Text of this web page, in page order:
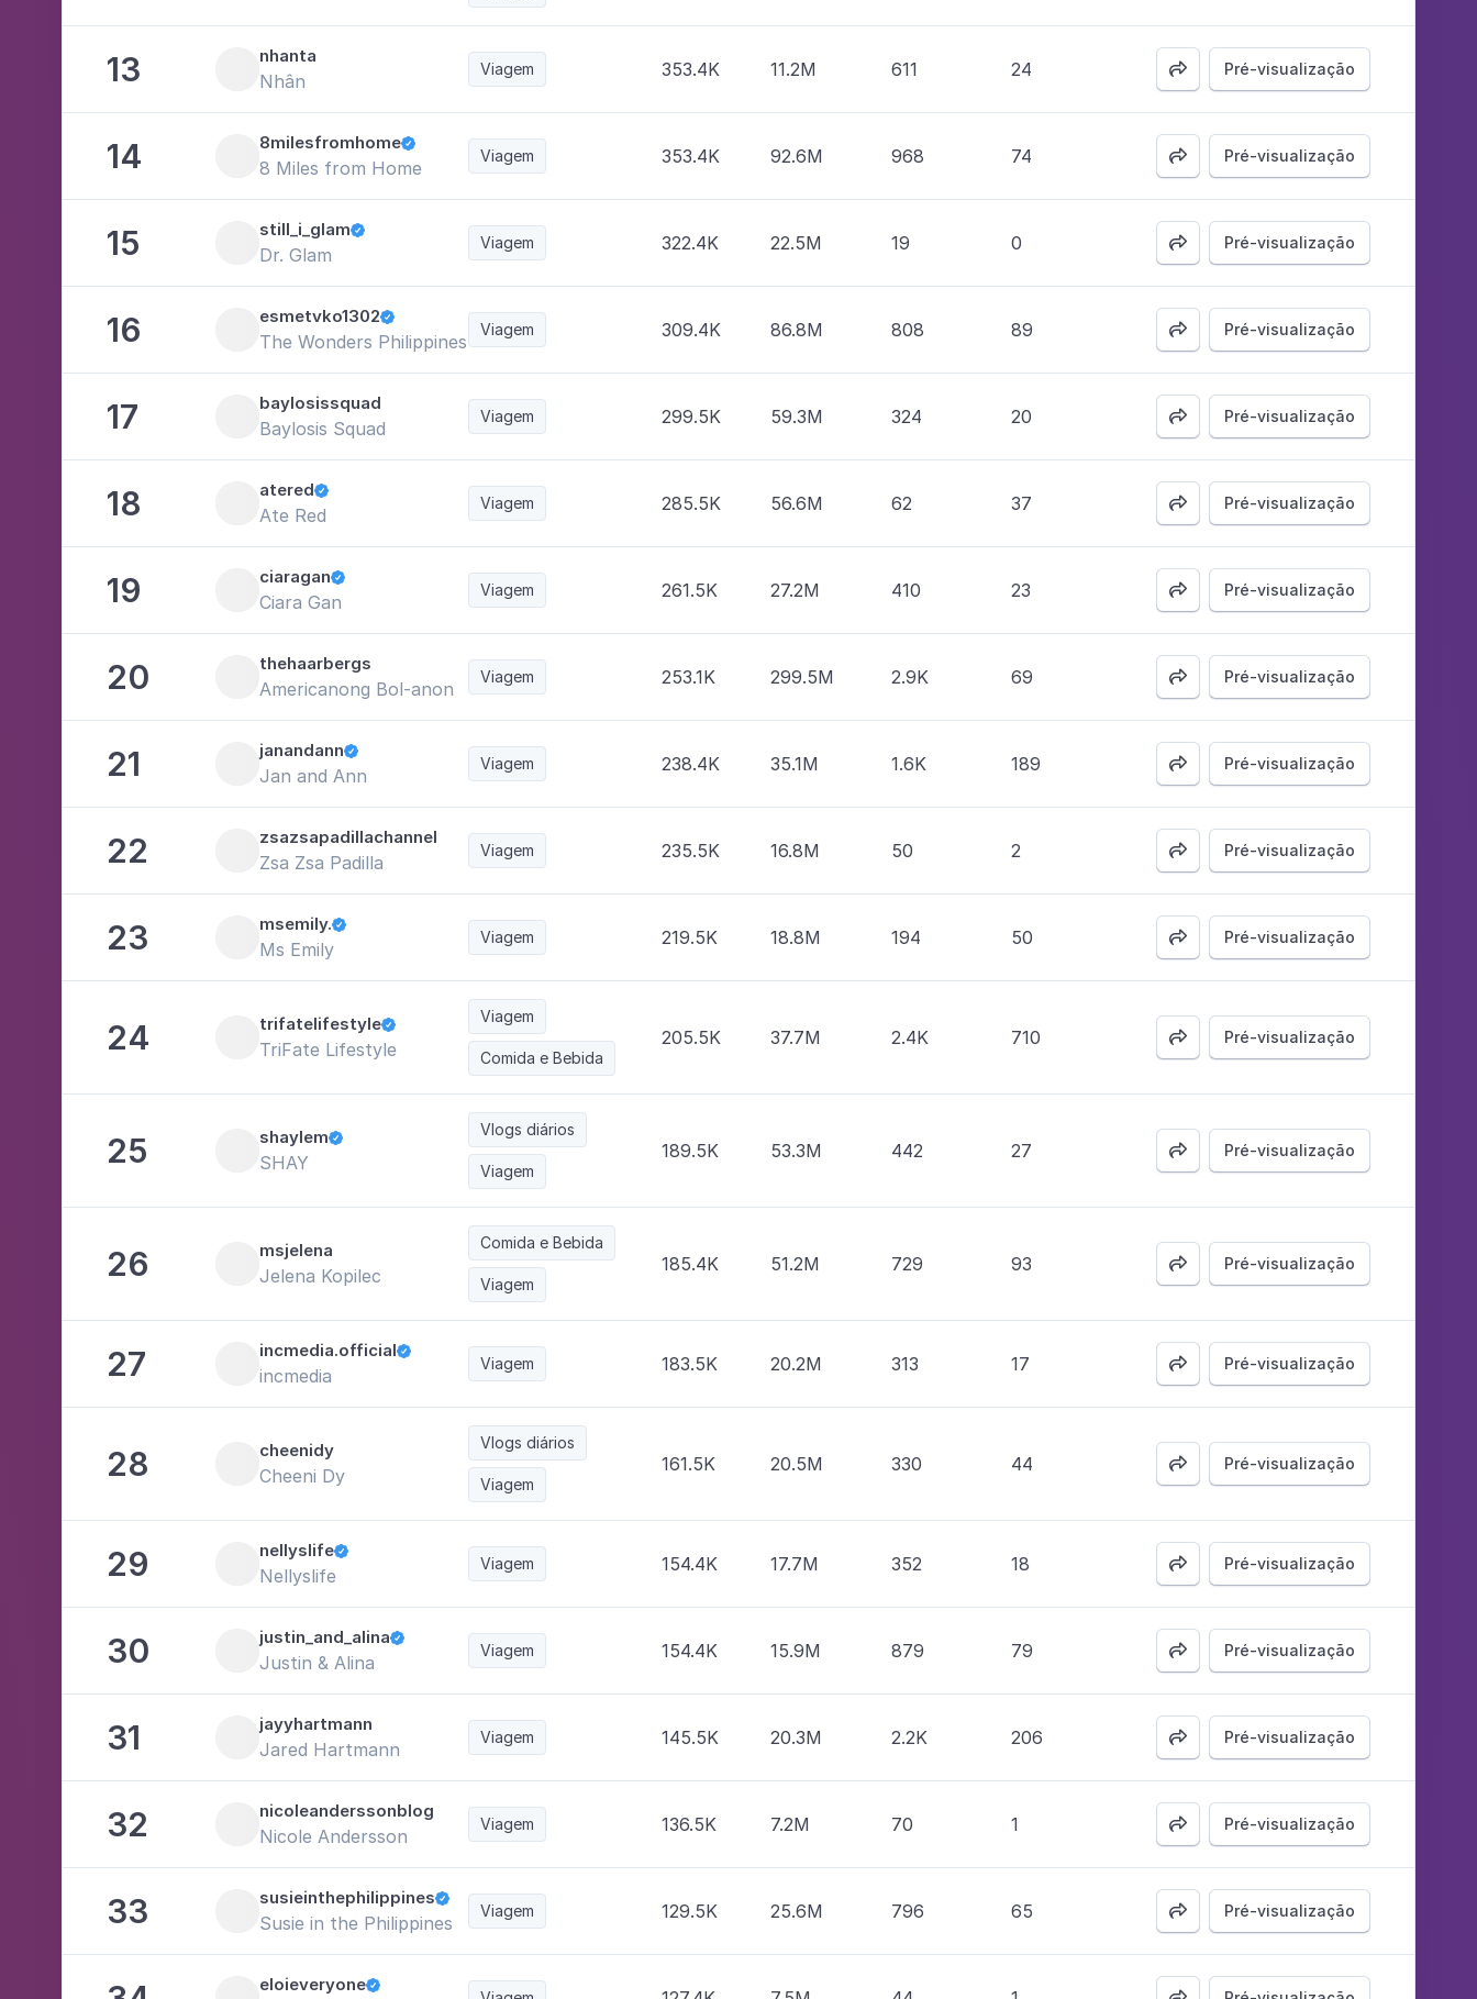
13 nhanta
Nhân
Viagem 353.4K 11.2M 611 24  Pré-visualização
14 8milesfromhome
8 Miles from Home
Viagem 353.4K 92.6M 968 74  Pré-visualização
15 still_i_glam
Dr. Glam
Viagem 322.4K 22.5M 19 0  Pré-visualização
16 esmetvko1302
The Wonders Philippines
Viagem 309.4K 86.8M 808 89  Pré-visualização
17 baylosissquad
Baylosis Squad
Viagem 299.5K 59.3M 324 20  Pré-visualização
18 atered
Ate Red
Viagem 285.5K 56.6M 62 37  Pré-visualização
19 ciaragan
Ciara Gan
Viagem 261.5K 27.2M 410 23  Pré-visualização
20 thehaarbergs
Americanong Bol-anon
Viagem 253.1K 299.5M 2.9K 69  Pré-visualização
21 janandann
Jan and Ann
Viagem 238.4K 35.1M 1.6K 189  Pré-visualização
22 zsazsapadillachannel
Zsa Zsa Padilla
Viagem 235.5K 16.8M 50 2  Pré-visualização
23 msemily.
Ms Emily
Viagem 219.5K 18.8M 194 50  Pré-visualização
24 trifatelifestyle
TriFate Lifestyle
Viagem
Comida e Bebida
205.5K 37.7M 2.4K 710  Pré-visualização
25 shaylem
SHAY
Vlogs diários
Viagem
189.5K 53.3M 442 27  Pré-visualização
26 msjelena
Jelena Kopilec
Comida e Bebida
Viagem
185.4K 51.2M 729 93  Pré-visualização
27 incmedia.official
incmedia
Viagem 183.5K 20.2M 313 17  Pré-visualização
28 cheenidy
Cheeni Dy
Vlogs diários
Viagem
161.5K 20.5M 330 44  Pré-visualização
29 nellyslife
Nellyslife
Viagem 154.4K 17.7M 352 18  Pré-visualização
30 justin_and_alina
Justin & Alina
Viagem 154.4K 15.9M 879 79  Pré-visualização
31 jayyhartmann
Jared Hartmann
Viagem 145.5K 20.3M 2.2K 206  Pré-visualização
32 nicoleanderssonblog
Nicole Andersson
Viagem 136.5K 7.2M 70 1  Pré-visualização
33 susieinthephilippines
Susie in the Philippines
Viagem 129.5K 25.6M 796 65  Pré-visualização
eloieveryone